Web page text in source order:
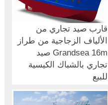
قارب صيد تجاري من
الألياف الزجاجية من طراز
Grandsea 16m صيد
تجاري بالشباك الكيسية
للبيع